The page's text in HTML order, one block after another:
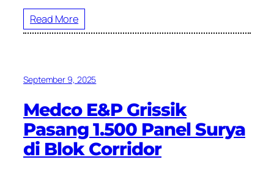
Read More
September 9, 2025
Medco E&P Grissik
Pasang 1.500 Panel Surya
di Blok Corridor